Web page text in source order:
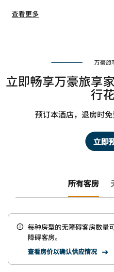
查看更多
万豪旅
立即畅享万豪旅享
行
预订本酒店，退房时免
立即
所有客房
每种房型的无障碍客房数量
障碍客房。
查看房价以确认供应情况